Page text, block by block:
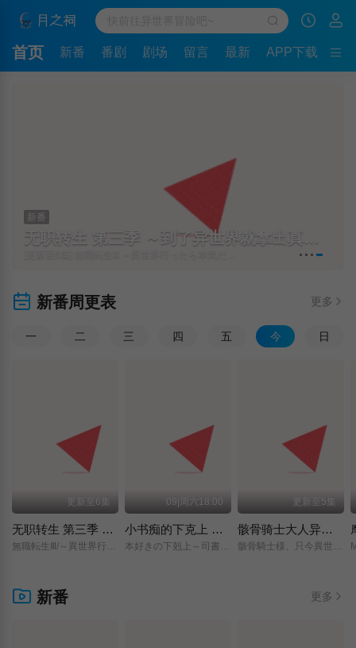
首页 新番 番剧 剧场 留言 最新 APP下载
新番
新番周更表 更多
一 二 三 四 五 今 日
更新至6集
无职转生 第三季 ～到了异世界就拿出真本事～
無職転生Ⅲ/～異世界行ったら本気だす～/
09|周六18:00
小书痴的下克上 〜为了成为图书管理员而不择手段〜 领主的养女
本好きの下剋上～司書になるためには手段を選んでいられません～/領主の養女/
更新至5集
骸骨骑士大人异世界冒险中 第二季
骸骨騎士様、只今異世界へお出掛け中Ⅱ/
新番 更多